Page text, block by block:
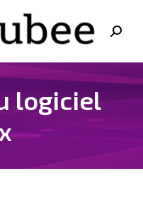
Search:
logiciel